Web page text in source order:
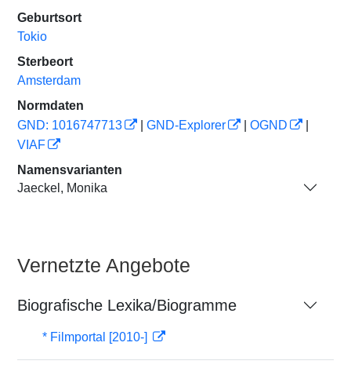
Geburtsort
Tokio
Sterbeort
Amsterdam
Normdaten
GND: 1016747713
GND-Explorer OGND
VIAF
Namensvarianten
Jaeckel, Monika
Vernetzte Angebote
Biografische Lexika/Biogramme
* Filmportal [2010-]